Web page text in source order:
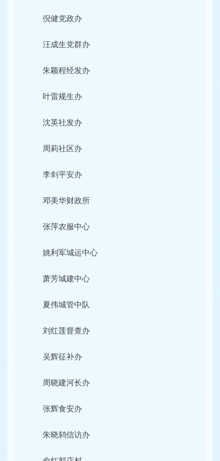
倪健党政办
汪成生党群办
朱颖程经发办
叶雷规生办
沈英社发办
周莉社区办
李剑平安办
邓美华财政所
张萍农服中心
姚利军城运中心
萧芳城建中心
夏伟城管中队
刘红莲督查办
吴辉征补办
周晓建河长办
张辉食安办
朱晓鸫信访办